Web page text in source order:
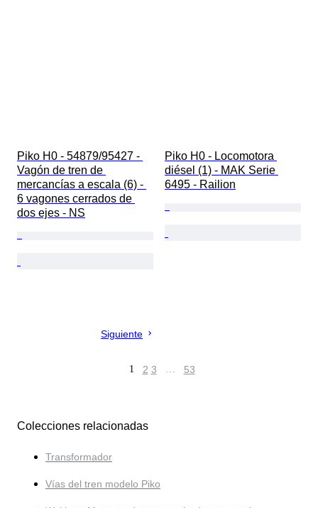
Piko H0 - 54879/95427 -
Vagón de tren de
mercancías a escala (6) -
6 vagones cerrados de
dos ejes - NS
Piko H0 - Locomotora
diésel (1) - MAK Serie
6495 - Railion
Siguiente
1 2 3 … 53
Colecciones relacionadas
Transformador
Vías del tren modelo Piko